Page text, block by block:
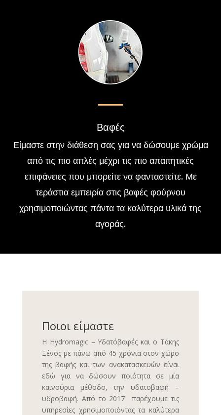
Βαφές
Είμαστε στην διάθεση σας για να δώσουμε χρώμα
από τις πιο απλές μέχρι τις πιο απαιτητικές
επιφάνειες που μπορείτε να φανταστείτε. Με
τεράστια εμπειρία στις βαφές φούρνου
χρησιμοποιώντας πάντα τα καλύτερα υλικά της
αγοράς.
Ποιοι είμαστε
Η Hydromagic – Υδατόβαφές και ο Τάκης
Ξένος με πάνω από 45 χρόνια στον χώρο
της βαφής και των ανακατασκευών είναι
εδώ για να δώσουν ποιότητα σε μία
καινούρια μέθοδο, την υδατοβαφή –
υδροβαφή. Από το 2017 παρέχουμε τις
υπηρεσίες χρησιμοποιόντας τα καλύτερα